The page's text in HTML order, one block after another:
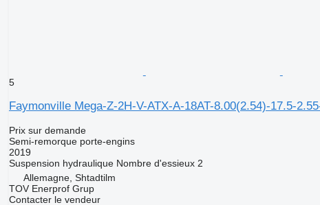
5
Faymonville Mega-Z-2H-V-ATX-A-18AT-8.00(2.54)-17.5-
Prix sur demande
Semi-remorque porte-engins
2019
Suspension hydraulique Nombre d'essieux 2
Allemagne, Shtadtilm
TOV Enerprof Grup
Contacter le vendeur